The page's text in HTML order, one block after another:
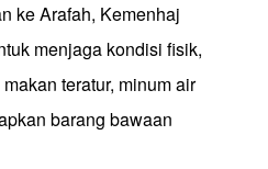
ke Arafah, Kemenhaj
menjaga kondisi fisik,
teratur, minum air
barang bawaan